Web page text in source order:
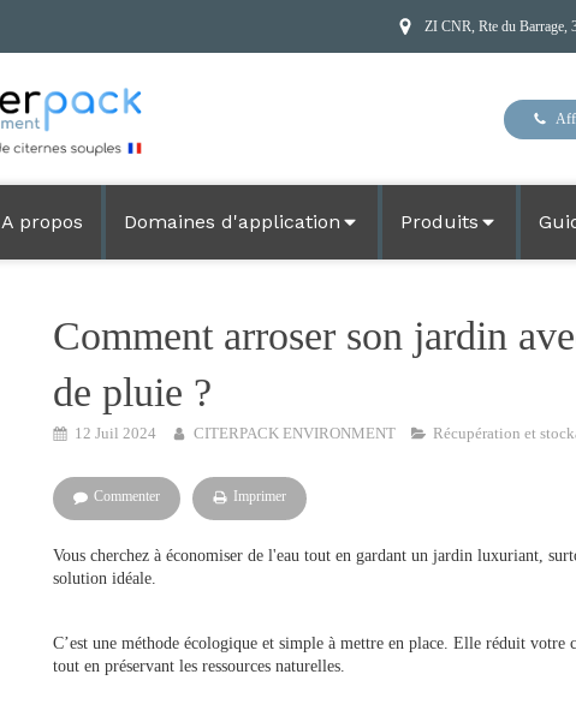
ZI CNR, Rte du Barrage,
A propos Domaines d'application Produits
Comment arroser son jardin
de pluie ?
12 Juil 2024 CITERPACK ENVIRONMENT Récupération et
Commenter Imprimer
Vous cherchez à économiser de l'eau tout en gardant un jardin luxuriant,
solution idéale.
C’est une méthode écologique et simple à mettre en place. Elle réduit votre
tout en préservant les ressources naturelles.